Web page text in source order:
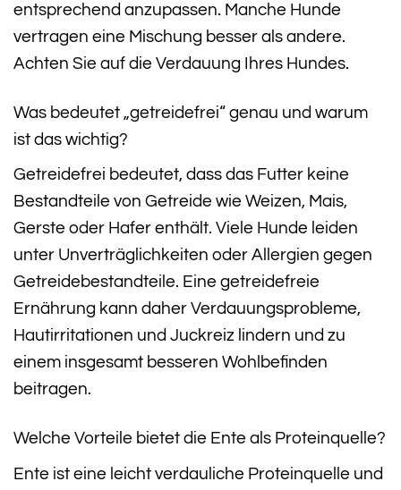
entsprechend anzupassen. Manche Hunde
vertragen eine Mischung besser als andere.
Achten Sie auf die Verdauung Ihres Hundes.
Was bedeutet „getreidefrei“ genau und warum
ist das wichtig?
Getreidefrei bedeutet, dass das Futter keine
Bestandteile von Getreide wie Weizen, Mais,
Gerste oder Hafer enthält. Viele Hunde leiden
unter Unverträglichkeiten oder Allergien gegen
Getreidebestandteile. Eine getreidefreie
Ernährung kann daher Verdauungsprobleme,
Hautirritationen und Juckreiz lindern und zu
einem insgesamt besseren Wohlbefinden
beitragen.
Welche Vorteile bietet die Ente als Proteinquelle?
Ente ist eine leicht verdauliche Proteinquelle und